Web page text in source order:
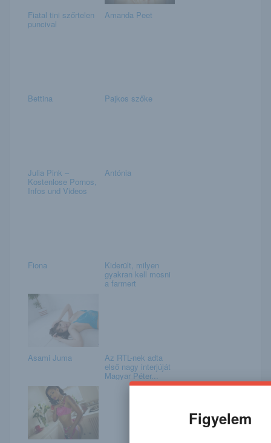
Fiatal tini szőrtelen
puncival
Amanda Peet
Bettina Pajkos szőke
Julia Pink –
Kostenlose Pornos,
Infos und Videos
Antónia
Fiona Kiderült, milyen
gyakran kell mosni
a farmert
Asami Juma Az RTL-nek adta
első nagy interjúját
Magyar Péter...
Figyelem